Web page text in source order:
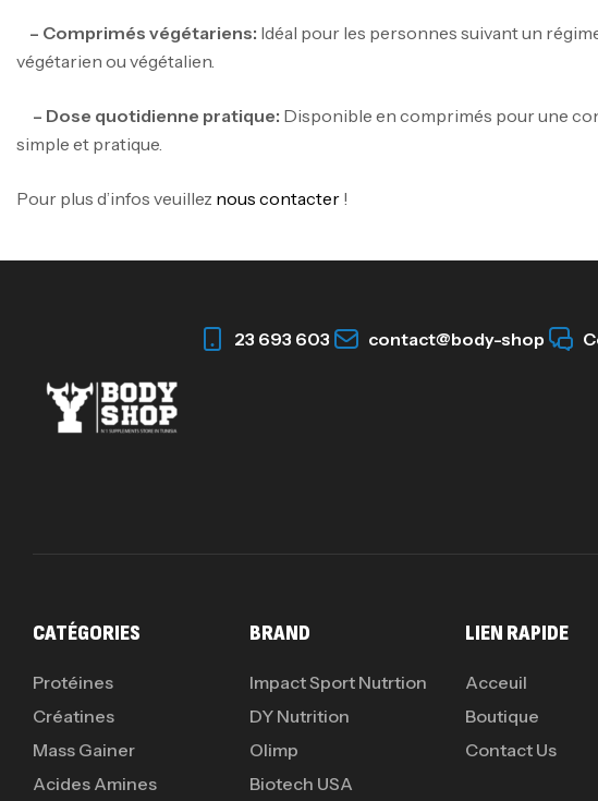
– Comprimés végétariens: Idéal pour les personnes suivant un
végétarien ou végétalien.
– Dose quotidienne pratique: Disponible en comprimés pour une
simple et pratique.
Pour plus d’infos veuillez nous contacter !
23 693 603 contact@body-shop
CATÉGORIES
Protéines
Créatines
Mass Gainer
Acides Amines
BRAND
Impact Sport Nutrtion
DY Nutrition
Olimp
Biotech USA
LIEN RAPIDE
Acceuil
Boutique
Contact Us